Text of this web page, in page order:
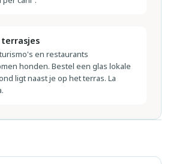
en restaurants
honden. Bestel een glas lokale
ligt naast je op het terras. La